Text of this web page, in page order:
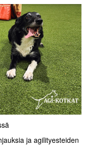
ja agilityesteiden